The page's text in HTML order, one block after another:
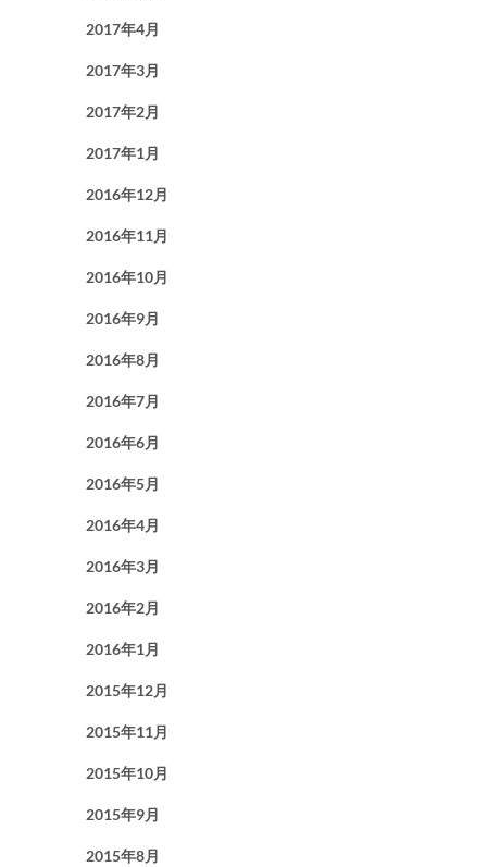
2017年4月
2017年3月
2017年2月
2017年1月
2016年12月
2016年11月
2016年10月
2016年9月
2016年8月
2016年7月
2016年6月
2016年5月
2016年4月
2016年3月
2016年2月
2016年1月
2015年12月
2015年11月
2015年10月
2015年9月
2015年8月